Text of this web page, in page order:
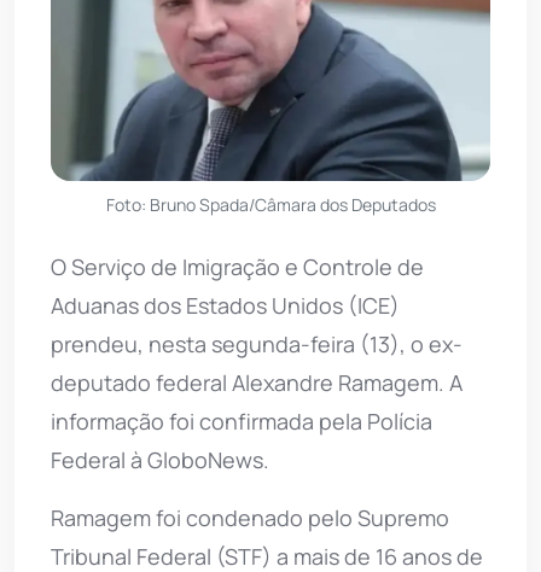
Foto: Bruno Spada/Câmara dos Deputados
O Serviço de Imigração e Controle de
Aduanas dos Estados Unidos (ICE)
prendeu, nesta segunda-feira (13), o ex-
deputado federal Alexandre Ramagem. A
informação foi confirmada pela Polícia
Federal à GloboNews.
Ramagem foi condenado pelo Supremo
Tribunal Federal (STF) a mais de 16 anos de